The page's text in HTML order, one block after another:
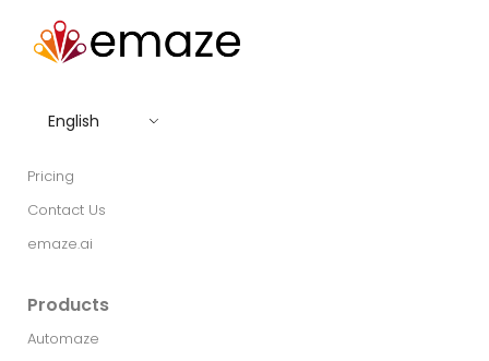
English
Pricing
Contact Us
emaze.ai
Products
Automaze